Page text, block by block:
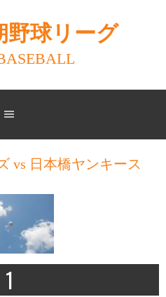
野球リーグ
vs 日本橋ヤンキース
1